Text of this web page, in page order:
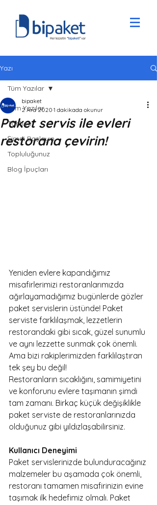
Yazı
Tüm Yazılar
Tarihçe
Şimdi Başlayın
Topluluğunuz
Blog İpuçları
Tüm Yazılar
Paket servis ile evleri
restorana çevirin!
bipaket
2 Ara 2020 1 dakikada okunur
Yeniden evlere kapandığımız
misafirlerimizi restoranlarımızda
ağırlayamadığımız bugünlerde gözler
paket servislerin üstünde! Paket
serviste farklılaşmak, lezzetlerin
restorandaki gibi sıcak, güzel sunumlu
ve aynı lezzette sunmak çok önemli.
Ama bizi rakiplerimizden farklılaştıran
tek şey bu değil!
Restoranların sıcaklığını, samimiyetini
ve konforunu evlere taşımanın şimdi
tam zamanı. Birkaç küçük değişiklikle
paket serviste de restoranlarınızda
olduğunuz gibi yıldızlaşabilirsiniz.
Kullanıcı Deneyimi
Paket servislerinizde bulunduracağınız
malzemeler bu aşamada çok önemli,
restoranı tamamen misafirinizin evine
taşımak ilk hedefimiz olmalı. Paket